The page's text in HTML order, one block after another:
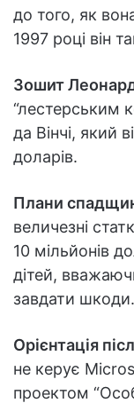
до того, як
1997 році він
Зошит
“лестерським
да Вінчі, який
доларів.
Плани
величезні
10 мільйонів
дітей,
завдати шкоди.
Орієнтація
не керує
проектом